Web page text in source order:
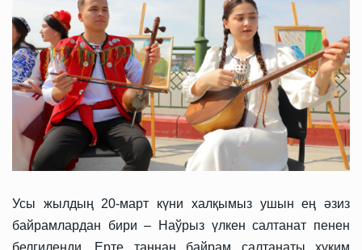
Усы жылдың 20-март күни халқымыз ушын ең әзиз
байрамлардан бири – Наўрыз үлкен салтанат пенен
белгиленди. Ерте таңнан байрам салтанаты ҳүким